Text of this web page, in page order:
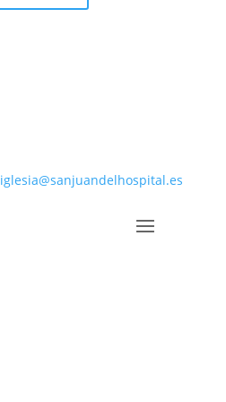
iglesia@sanjuandelhospital.es